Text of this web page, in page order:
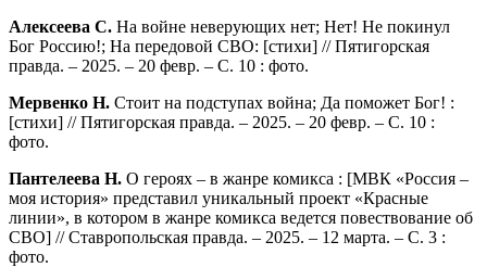
Алексеева С. На войне неверующих нет; Нет! Не покинул
Бог Россию!; На передовой СВО: [стихи] // Пятигорская
правда. – 2025. – 20 февр. – С. 10 : фото.
Мервенко Н. Стоит на подступах война; Да поможет Бог! :
[стихи] // Пятигорская правда. – 2025. – 20 февр. – С. 10 :
фото.
Пантелеева Н. О героях – в жанре комикса : [МВК «Россия –
моя история» представил уникальный проект «Красные
линии», в котором в жанре комикса ведется повествование об
СВО] // Ставропольская правда. – 2025. – 12 марта. – С. 3 :
фото.